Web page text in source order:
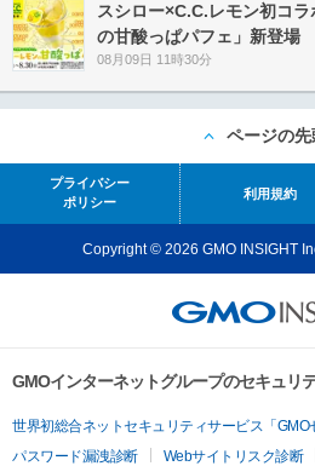
スシロー×C.C.レモン初コ
の甘酸っぱパフェ」新登場
08月09日 11時30分
ページの先
プライバシー
ポリシー
利用規約
Copyright © 2026 GMO INSIGHT
GMOインターネットグループのセキュリ
世界初総合ネットセキュリティサービス「GMO
パスワード漏洩診断
Webサイトリスク診断